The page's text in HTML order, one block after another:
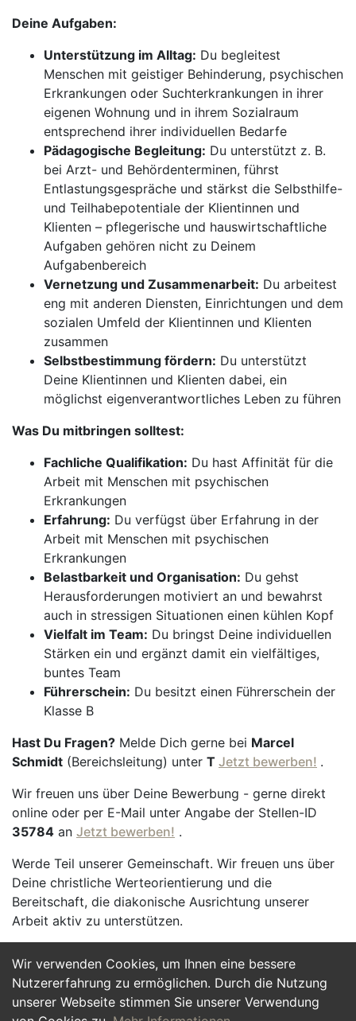
Wir verwenden Cookies, um Ihnen eine bessere
Nutzererfahrung zu ermöglichen. Durch die Nutzung
unserer Webseite stimmen Sie unserer Verwendung
Deine Aufgaben:
Unterstützung im Alltag: Du begleitest
Menschen mit geistiger Behinderung, psychischen
Erkrankungen oder Suchterkrankungen in ihrer
eigenen Wohnung und in ihrem Sozialraum
entsprechend ihrer individuellen Bedarfe
Pädagogische Begleitung: Du unterstützt z. B.
bei Arzt- und Behördenterminen, führst
Entlastungsgespräche und stärkst die Selbsthilfe-
und Teilhabepotentiale der Klientinnen und
Klienten – pflegerische und hauswirtschaftliche
Aufgaben gehören nicht zu Deinem
Aufgabenbereich
Vernetzung und Zusammenarbeit: Du arbeitest
eng mit anderen Diensten, Einrichtungen und dem
sozialen Umfeld der Klientinnen und Klienten
zusammen
Selbstbestimmung fördern: Du unterstützt
Deine Klientinnen und Klienten dabei, ein
möglichst eigenverantwortliches Leben zu führen
Was Du mitbringen solltest:
Fachliche Qualifikation: Du hast Affinität für die
Arbeit mit Menschen mit psychischen
Erkrankungen
Erfahrung: Du verfügst über Erfahrung in der
Arbeit mit Menschen mit psychischen
Erkrankungen
Belastbarkeit und Organisation: Du gehst
Herausforderungen motiviert an und bewahrst
auch in stressigen Situationen einen kühlen Kopf
Vielfalt im Team: Du bringst Deine individuellen
Stärken ein und ergänzt damit ein vielfältiges,
buntes Team
Führerschein: Du besitzt einen Führerschein der
Klasse B
Hast Du Fragen? Melde Dich gerne bei Marcel
Schmidt (Bereichsleitung) unter T Jetzt bewerben! .
Wir freuen uns über Deine Bewerbung - gerne direkt
online oder per E-Mail unter Angabe der Stellen-ID
35784 an Jetzt bewerben! .
Werde Teil unserer Gemeinschaft. Wir freuen uns über
Deine christliche Werteorientierung und die
Bereitschaft, die diakonische Ausrichtung unserer
Arbeit aktiv zu unterstützen.
Jetzt Bewerben